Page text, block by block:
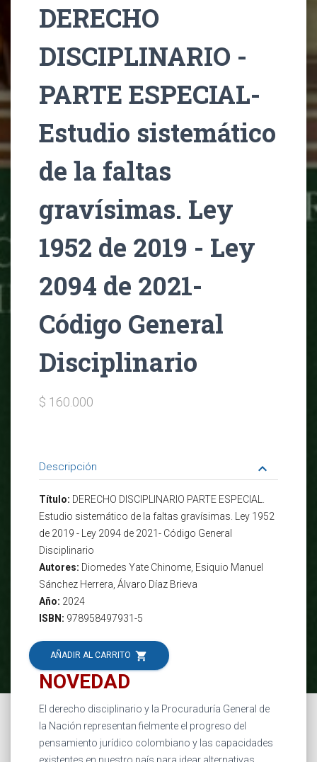
DERECHO
DISCIPLINARIO -
PARTE ESPECIAL-
Estudio sistemático
de la faltas
gravísimas. Ley
1952 de 2019 - Ley
2094 de 2021-
Código General
Disciplinario
$ 160.000
Descripción keyboard_arrow_down
Título: DERECHO DISCIPLINARIO PARTE ESPECIAL.
Estudio sistemático de la faltas gravísimas. Ley 1952
de 2019 - Ley 2094 de 2021- Código General
Disciplinario
Autores: Diomedes Yate Chinome, Esiquio Manuel
Sánchez Herrera, Álvaro Díaz Brieva
Año: 2024
ISBN: 978958497931-5
AÑADIR AL CARRITO shopping_cart
NOVEDAD
El derecho disciplinario y la Procuraduría General de
la Nación representan fielmente el progreso del
pensamiento jurídico colombiano y las capacidades